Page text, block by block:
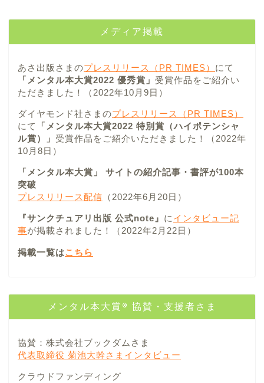
メディア掲載
あさ出版さまのプレスリリース（PR TIMES） にて
「メンタル本大賞2022 優秀賞」 受賞作品をご紹介い
ただきました！（2022年10月9日）
ダイヤモンド社さまのプレスリリース（PR TIMES）
にて
「メンタル本大賞2022 特別賞（ハイポテンシャ
ル賞）」 受賞作品をご紹介いただきました！（2022年
10月8日）
「メンタル本大賞」 サイトの紹介記事・書評が100本
突破
プレスリリース配信 （2022年6月20日）
『サンクチュアリ出版 公式note』 に インタビュー記
事が掲載されました！（2022年2月22日）
掲載一覧はこちら
メンタル本大賞® 協賛・支援者さま
協賛：株式会社ブックダムさま
代表取締役 菊池大幹さまインタビュー
クラウドファンディング